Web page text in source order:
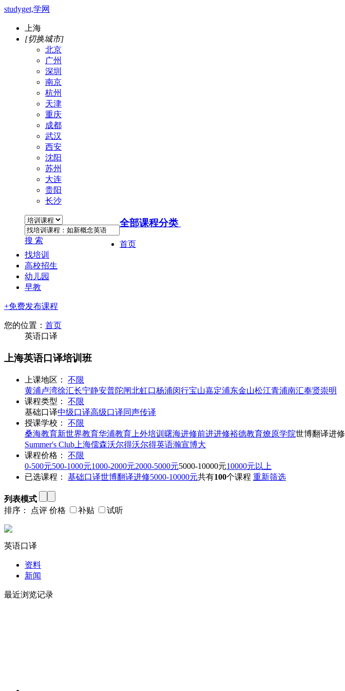
studyget,学网
上海
[切换城市]
北京
广州
深圳
南京
杭州
天津
重庆
成都
武汉
西安
沈阳
苏州
大连
贵阳
长沙
搜 索
全部课程分类
首页
找培训
高校招生
幼儿园
早教
+免费发布课程
您的位置： 首页
英语口译
上海英语口译培训班
上课地区：
不限
黄浦卢湾徐汇长宁静安普陀闸北虹口杨浦闵行宝山嘉定浦东金山松江青浦南汇奉贤崇明
课程类型：
不限
基础口译中级口译高级口译同声传译
授课学校：
不限
桑海教育新世界教育华浦教育 上外培训 曙海进修前进进修裕德教育燎原学院世博翻译进修
Summer's Club 上海儒森沃尔得沃尔得英语瀚宣博大
课程价格：
不限
0-500元500-1000元1000-2000元2000-5000元5000-10000元10000元以上
已选课程：
基础口译世博翻译进修5000-10000元共有100个课程 重新筛选
列表模式
排序：
点评 价格 补贴 试听
英语口译
资料
新闻
最近浏览记录